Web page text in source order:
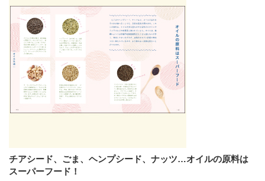
チアシード、ごま、ヘンプシード、ナッツ…オイルの原料は
スーパーフード！